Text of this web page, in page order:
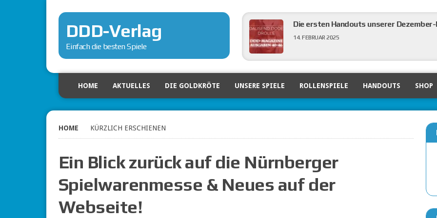
DDD-Verlag
Einfach die besten Spiele
Die ersten Handouts unserer
14. FEBRUAR 2025
Ein Blick zurück auf die Nürnberger
DDD Ausgaben 40 bis 46 eingepflegt
HOME AKTUELLES DIE GOLDKRÖTE UNSERE SPIELE ROLLENSPIELE HANDOUTS SHOP
HOME KÜRZLICH ERSCHIENEN
Ein Blick zurück auf die Nürnberger
Spielwarenmesse & Neues auf der
Webseite!